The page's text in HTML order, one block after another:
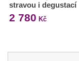
stravou i degustací
2 780 Kč